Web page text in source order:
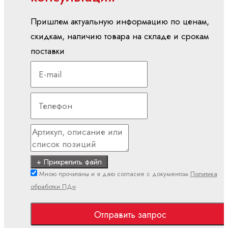
линейные
моментные
двигатели
Синхронные
ILC -
CML
ILC -
VPB
Пришлем актуальную информацию по ценам,
скидкам, наличию товара на складе и срокам
поставки
+ Прикрепить файл
Мною прочитаны и я даю согласие с документом Политика
обработки ПДн
Отправить запрос